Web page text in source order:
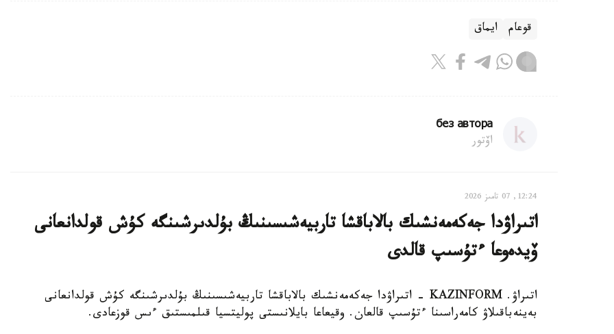
قوعام ايماق
без автора
اۆتور
12:24, 07 تامىز 2026
اتىراۋدا جەكەمەنشىك بالاباقشا تاربيەشىسىنىڭ بۇلدىرشىنگە كۇش قولدانعانى
ۆيدەوعا ءتۇسىپ قالدى
اتىراۋ. KAZINFORM - اتىراۋدا جەكەمەنشىك بالاباقشا تاربيەشىسىنىڭ بۇلدىرشىنگە كۇش قولدانعانى
بەينەباقىلاۋ كامەراسىنا ءتۇسىپ قالعان. وقيعاعا بايلانىستى پوليتسيا قىلمىستىق ءىس قوزعادى.